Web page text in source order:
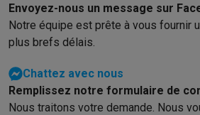
Envoyez-nous un message sur
Notre équipe est prête à vous fournir
plus brefs délais.
Chattez avec nous
Remplissez notre formulaire de
Nous traitons votre demande. Nous